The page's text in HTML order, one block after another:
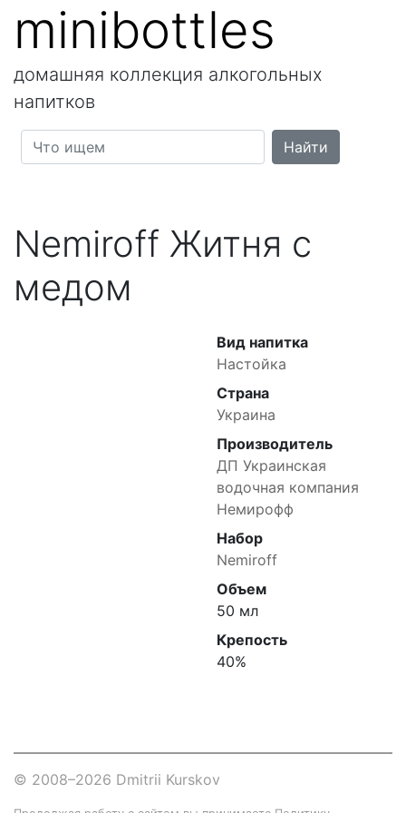
minibottles
домашняя коллекция алкогольных
напитков
Nemiroff Житня с
медом
Вид напитка
Настойка
Страна
Украина
Производитель
ДП Украинская
водочная компания
Немирофф
Набор
Nemiroff
Объем
50 мл
Крепость
40%
© 2008–2026 Dmitrii Kurskov